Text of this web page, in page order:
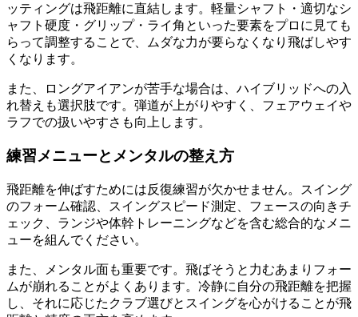
ッティングは飛距離に直結します。軽量シャフト・適切なシ
ャフト硬度・グリップ・ライ角といった要素をプロに見ても
らって調整することで、ムダな力が要らなくなり飛ばしやす
くなります。
また、ロングアイアンが苦手な場合は、ハイブリッドへの入
れ替えも選択肢です。弾道が上がりやすく、フェアウェイや
ラフでの扱いやすさも向上します。
練習メニューとメンタルの整え方
飛距離を伸ばすためには反復練習が欠かせません。スイング
のフォーム確認、スイングスピード測定、フェースの向きチ
ェック、ランジや体幹トレーニングなどを含む総合的なメニ
ューを組んでください。
また、メンタル面も重要です。飛ばそうと力むあまりフォー
ムが崩れることがよくあります。冷静に自分の飛距離を把握
し、それに応じたクラブ選びとスイングを心がけることが飛